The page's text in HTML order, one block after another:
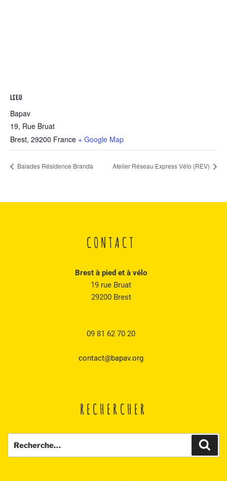
LIEU
Bapav
19, Rue Bruat
Brest, 29200 France + Google Map
Balades Résidence Branda Atelier Réseau Express Vélo (REV)
CONTACT
Brest à pied et à vélo
19 rue Bruat
29200 Brest
09 81 62 70 20
contact@bapav.org
RECHERCHER